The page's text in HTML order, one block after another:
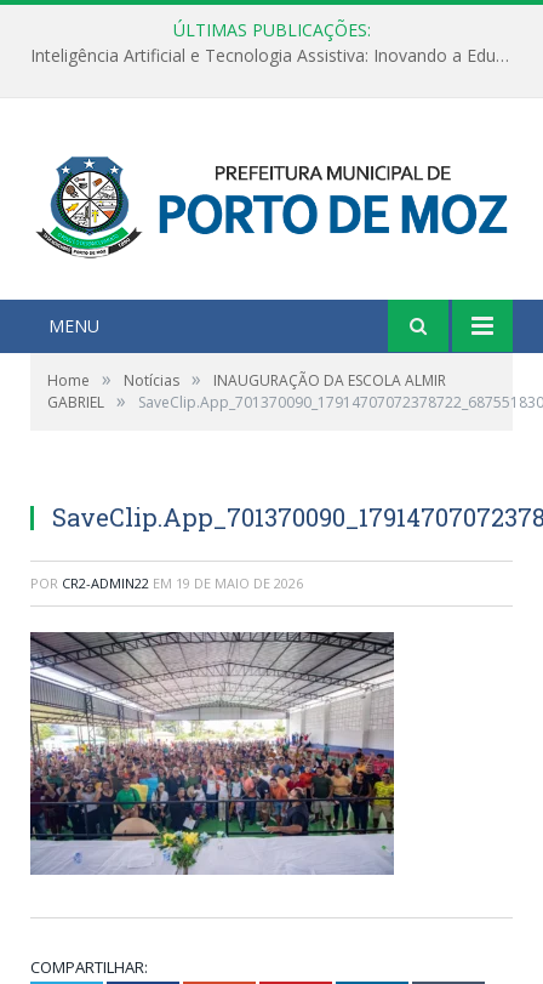
ÚLTIMAS PUBLICAÇÕES:
Inteligência Artificial e Tecnologia Assistiva: Inovando a Educação Especial e Inclusiva
MENU
Home » Notícias »
INAUGURAÇÃO DA ESCOLA ALMIR
GABRIEL »
POR CR2-ADMIN22 EM 19 DE MAIO DE 2026
COMPARTILHAR: